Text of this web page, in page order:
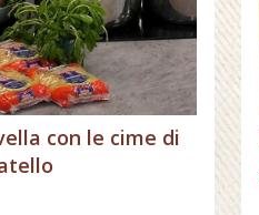
con le cime di